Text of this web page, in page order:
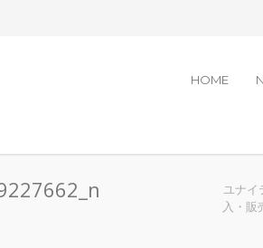
HOME
ユナイ
入・販